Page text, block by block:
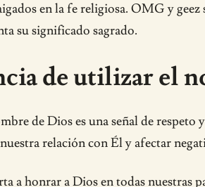
en la fe religiosa. OMG y
su significado sagrado.
de utilizar el
de Dios es una señal de
relación con Él y afectar
a honrar a Dios en todas nuestras